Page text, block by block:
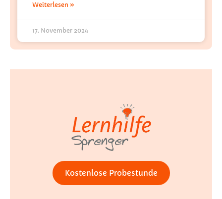
Weiterlesen »
17. November 2024
Kostenlose Probestunde